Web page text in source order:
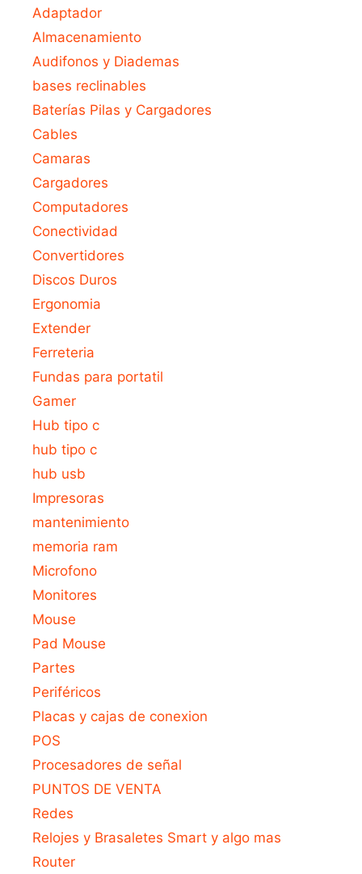
Adaptador
Almacenamiento
Audifonos y Diademas
bases reclinables
Baterías Pilas y Cargadores
Cables
Camaras
Cargadores
Computadores
Conectividad
Convertidores
Discos Duros
Ergonomia
Extender
Ferreteria
Fundas para portatil
Gamer
Hub tipo c
hub tipo c
hub usb
Impresoras
mantenimiento
memoria ram
Microfono
Monitores
Mouse
Pad Mouse
Partes
Periféricos
Placas y cajas de conexion
POS
Procesadores de señal
PUNTOS DE VENTA
Redes
Relojes y Brasaletes Smart y algo mas
Router